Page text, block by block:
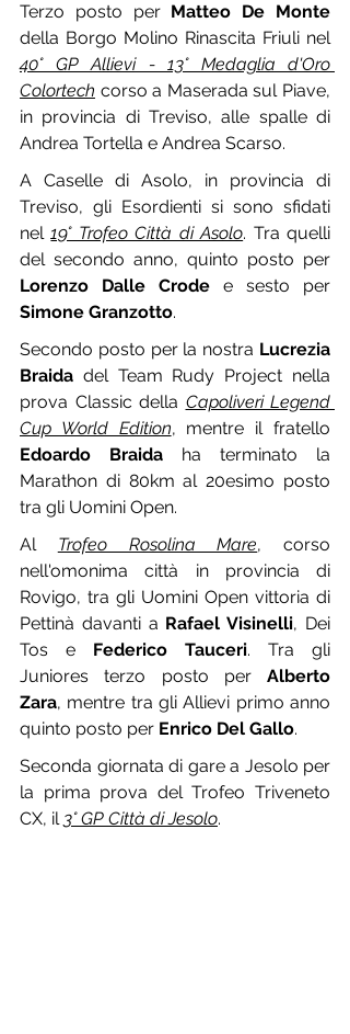
Terzo posto per Matteo De Monte
della Borgo Molino Rinascita Friuli nel
40° GP Allievi - 13° Medaglia d'Oro
Colortech corso a Maserada sul Piave,
in provincia di Treviso, alle spalle di
Andrea Tortella e Andrea Scarso.
A Caselle di Asolo, in provincia di
Treviso, gli Esordienti si sono sfidati
nel 19° Trofeo Città di Asolo. Tra quelli
Lorenzo Dalle Crode
Simone Granzotto.
Secondo posto per la nostra Lucrezia
Braida del Team Rudy Project nella
prova Classic della Capoliveri Legend
Cup World Edition
Edoardo Braida ha terminato la
Marathon di 80km al 20esimo posto
tra gli Uomini Open.
Al Trofeo Rosolina Mare, corso
nell'omonima città in provincia di
Rovigo, tra gli Uomini Open vittoria di
Pettinà davanti a Rafael Visinelli, Dei
Tos e Federico Tauceri. Tra gli
Juniores terzo posto per Alberto
Zara, mentre tra gli Allievi primo anno
quinto posto per Enrico Del Gallo.
Seconda giornata di gare a Jesolo per
la prima prova del Trofeo Triveneto
CX, il 3° GP Città di Jesolo.